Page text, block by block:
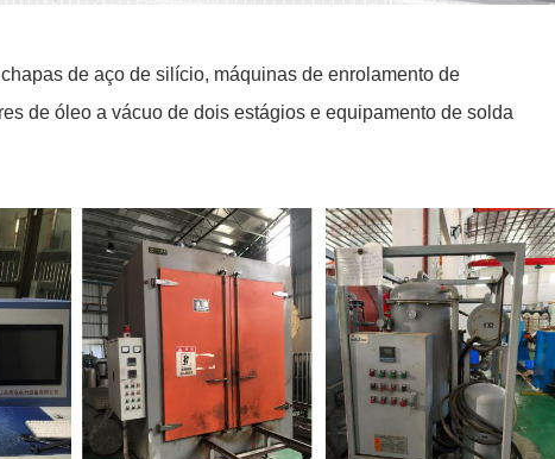
de aço de silício, máquinas de enrolamento de
de óleo a vácuo de dois estágios e equipamento de solda